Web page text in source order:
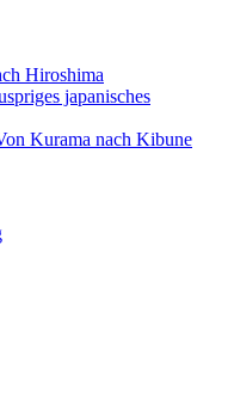
Hiroshima
japanisches
Kurama nach Kibune